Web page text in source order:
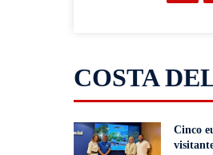
COSTA
Cinco